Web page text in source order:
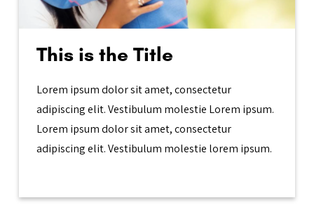
This is the Title
Lorem ipsum dolor sit amet, consectetur
adipiscing elit. Vestibulum molestie Lorem ipsum.
Lorem ipsum dolor sit amet, consectetur
adipiscing elit. Vestibulum molestie lorem ipsum.